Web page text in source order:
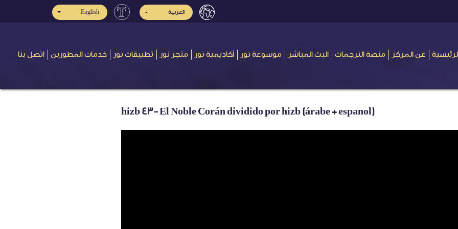
العربية English
عن المركز منصة الترجمات البث المباشر موسوعة نور أكاديمية نور متجر نور تطبيقات نور خدمات المطورين اتصل بنا
hizb 43- El Noble Corán dividido por hizb (árabe + espanol)